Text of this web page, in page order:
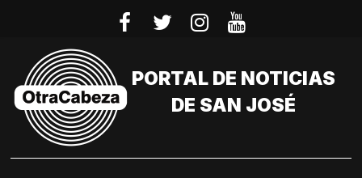
PORTAL DE NOTICIAS
DE SAN JOSÉ